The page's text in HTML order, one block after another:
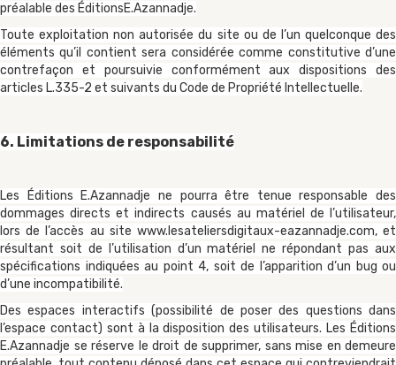
préalable des ÉditionsE.Azannadje.
Toute exploitation non autorisée du site ou de l’un quelconque des
éléments qu’il contient sera considérée comme constitutive d’une
contrefaçon et poursuivie conformément aux dispositions des
articles L.335-2 et suivants du Code de Propriété Intellectuelle.
6. Limitations de responsabilité
Les Éditions E.Azannadje ne pourra être tenue responsable des
dommages directs et indirects causés au matériel de l’utilisateur,
lors de l’accès au site www.lesateliersdigitaux-eazannadje.com, et
résultant soit de l’utilisation d’un matériel ne répondant pas aux
spécifications indiquées au point 4, soit de l’apparition d’un bug ou
d’une incompatibilité.
Des espaces interactifs (possibilité de poser des questions dans
l’espace contact) sont à la disposition des utilisateurs. Les Éditions
E.Azannadje se réserve le droit de supprimer, sans mise en demeure